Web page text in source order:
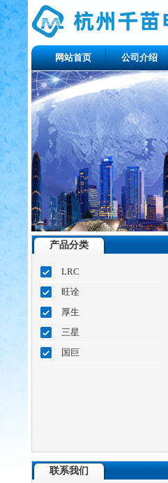
网站首页 公司介绍
产品分类
LRC
旺诠
厚生
三星
国巨
联系我们